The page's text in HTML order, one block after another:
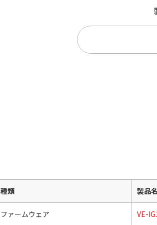
種類 製品
ファームウェア VE-